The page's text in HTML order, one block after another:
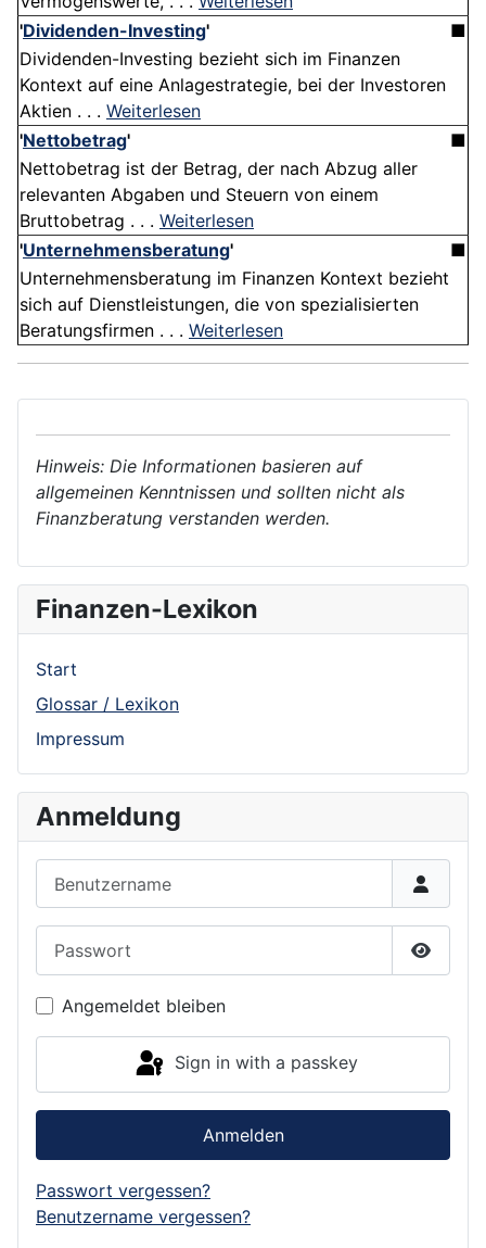
'Dividenden-Investing'
■
Dividenden-Investing bezieht sich im Finanzen
Kontext auf eine Anlagestrategie, bei der Investoren
Aktien . . . Weiterlesen
'Nettobetrag'
■
Nettobetrag ist der Betrag, der nach Abzug aller
relevanten Abgaben und Steuern von einem
Bruttobetrag . . . Weiterlesen
'Unternehmensberatung'
■
Unternehmensberatung im Finanzen Kontext bezieht
sich auf Dienstleistungen, die von spezialisierten
Beratungsfirmen . . . Weiterlesen
Hinweis: Die Informationen basieren auf
allgemeinen Kenntnissen und sollten nicht als
Finanzberatung verstanden werden.
Finanzen-Lexikon
Start
Glossar / Lexikon
Impressum
Anmeldung
Show
Angemeldet bleiben
Sign in with a passkey
Anmelden
Passwort vergessen?
Benutzername vergessen?